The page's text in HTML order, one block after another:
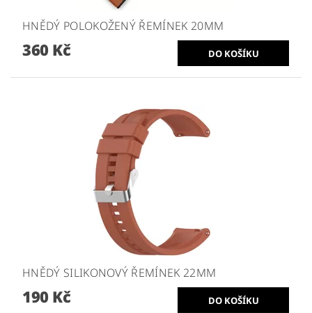
HNĚDÝ POLOKOŽENÝ ŘEMÍNEK 20MM
360 Kč
HNĚDÝ SILIKONOVÝ ŘEMÍNEK 22MM
190 Kč